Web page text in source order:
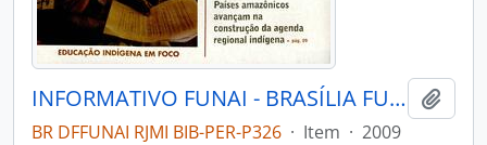
INFORMATIVO FUNAI - BRASÍLIA FUNAI - 2009 - Nº06
BR DFFUNAI RJMI BIB-PER-P326 · Item · 2009